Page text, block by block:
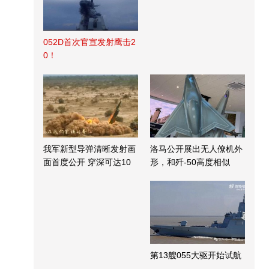
052D首次官宣发射鹰击2
0！
我军新型导弹清晰发射画
面首度公开 穿深可达10
洛马公开展出无人僚机外
形，和歼-50高度相似
第13艘055大驱开始试航